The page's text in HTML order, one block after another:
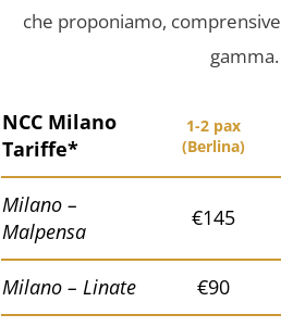
che proponiamo,
gamma.
NCC Milano
Tariffe*
1-2 pax
(Berlina)
Milano –
Malpensa
€145
Milano – Linate €90